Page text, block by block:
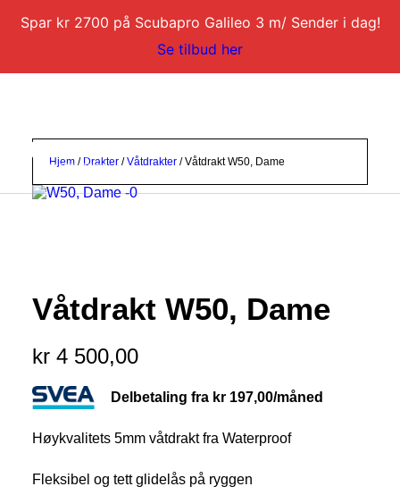
Spar kr 2700 på Scubapro Galileo 3 m/ Sender i dag!
Se tilbud her
SERVICE
MIN KONTO
NETTBUTIKK
Hjem / Drakter /Våtdrakter / Våtdrakt W50, Dame
Våtdrakt W50, Dame
kr 4 500,00
Delbetaling fra kr 197,00/måned
Høykvalitets 5mm våtdrakt fra Waterproof
Fleksibel og tett glidelås på ryggen